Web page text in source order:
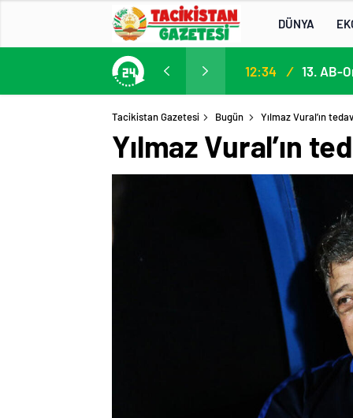
DÜNYA
Participation in the 13th EU–Central Asia High-Level Political and Security Dialogue 12:34 /
Tacikistan Gazetesi Bugün Yılmaz Vural’ın
Yılmaz Vural’ın